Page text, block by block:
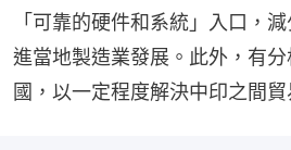
「可靠的硬件和系統」入口，
進當地製造業發展。此外，有
國，以一定程度解決中印之間貿